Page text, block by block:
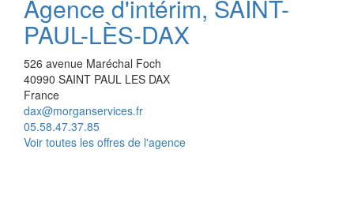
Agence d'intérim, SAINT-
PAUL-LÈS-DAX
526 avenue Maréchal Foch
40990 SAINT PAUL LES DAX
France
dax@morganservices.fr
05.58.47.37.85
Voir toutes les offres de l'agence